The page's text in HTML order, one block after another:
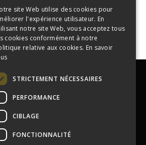
de fonds de commerce,
commerciaux, Immopro est le
site Web utilise des cookies pour
l'expérience utilisateur. En
notre site Web, vous acceptez tous
cookies conformément à notre
relative aux cookies. En savoir
STRICTEMENT NÉCESSAIRES
PERFORMANCE
CIBLAGE
FONCTIONNALITÉ